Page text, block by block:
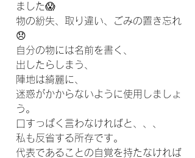
ました😱
物の紛失、取り違い、ごみの置き忘れ
😞
自分の物には名前を書く、
出したらしまう、
陣地は綺麗に、
迷惑がかからないように使用しましょ
う。
口すっぱく言わなければと、、、
私も反省する所存です。
代表であることの自覚を持たなければ